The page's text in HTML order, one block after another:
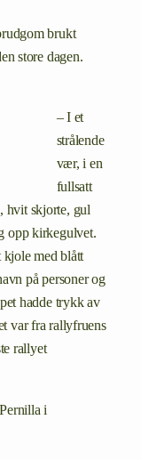
brukt
store dagen.
– I et
strålende
vær, i en
fullsatt
hvit skjorte, gul
opp kirkegulvet.
med blått
på personer og
hadde trykk av
var fra rallyfruens
rallyet
i